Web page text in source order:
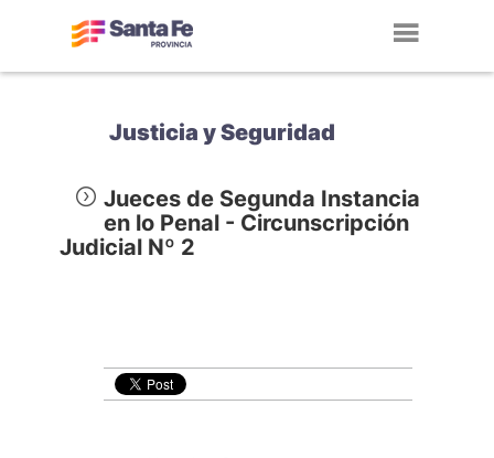
Justicia y Seguridad
Jueces de Segunda Instancia
en lo Penal - Circunscripción
Judicial Nº 2